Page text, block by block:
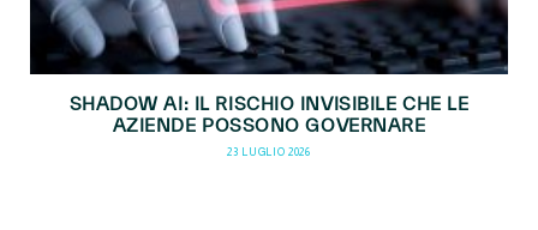
SHADOW AI: IL RISCHIO INVISIBILE CHE LE
AZIENDE POSSONO GOVERNARE
23 LUGLIO 2026